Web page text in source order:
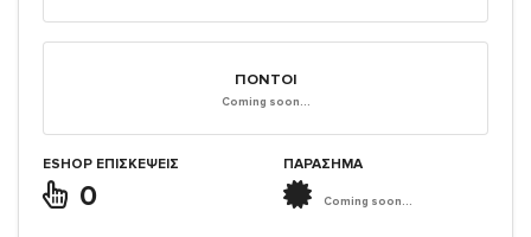
ΠΌΝΤΟΙ
Coming soon...
ESHOP ΕΠΙΣΚΈΨΕΙΣ
0
ΠΑΡΑΣΗΜΑ
Coming soon...